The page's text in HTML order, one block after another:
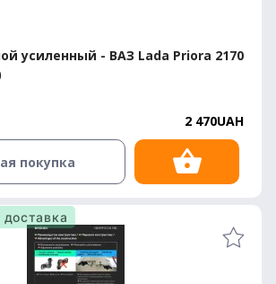
усиленный - ВАЗ Lada Priora 2170
2 470UAH
покупка
доставка